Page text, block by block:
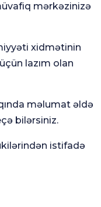
Sorğusunu
mərkəzinizə
xidmətinin
lazım olan
məlumat əldə
bilərsiniz.
istifadə